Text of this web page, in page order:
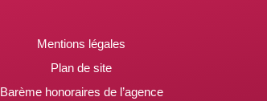
Mentions légales
Plan de site
Barème honoraires de l’agence